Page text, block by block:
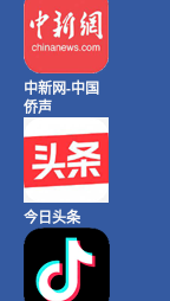
中新网-中国
侨声
今日头条